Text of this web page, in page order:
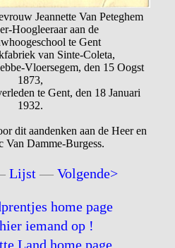
Jeannette Van Peteghem
Hoogleeraar aan de
te Gent
van Sinte-Coleta,
Vloersegem, den 15 Oogst
1873,
te Gent, den 18 Januari
1932.
dit aandenken aan de Heer en
Van Damme-Burgess.
Lijst —Volgende>
home page
iemand op !
Land home page